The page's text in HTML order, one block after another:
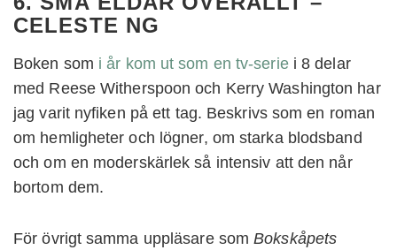
CELESTE NG
Boken som i år kom ut som en tv-seriei 8 delar
med Reese Witherspoon och Kerry Washington har
jag varit nyfiken på ett tag. Beskrivs som en roman
om hemligheter och lögner, om starka blodsband
och om en moderskärlek så intensiv att den når
bortom dem.
För övrigt samma uppläsare som Bokskåpets